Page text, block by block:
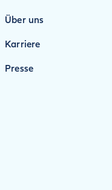
Über uns
Karriere
Presse